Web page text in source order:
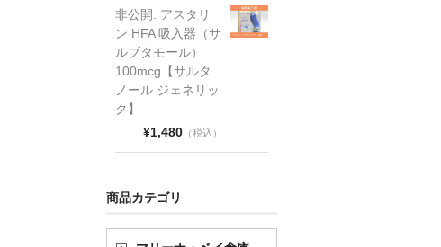
非公開: アスタリ
ン HFA 吸入器（サ
ルブタモール）
100mcg【サルタ
ノール ジェネリッ
ク】
¥1,480 （税込）
商品カテゴリ